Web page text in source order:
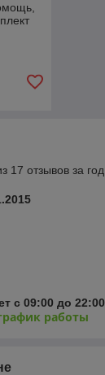
17 отзывов за год
с 09:00 до 22:00
работы